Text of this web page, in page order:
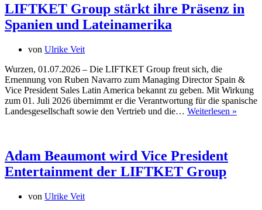
LIFTKET Group stärkt ihre Präsenz in
Spanien und Lateinamerika
von Ulrike Veit
Wurzen, 01.07.2026 – Die LIFTKET Group freut sich, die
Ernennung von Ruben Navarro zum Managing Director Spain &
Vice President Sales Latin America bekannt zu geben. Mit Wirkung
zum 01. Juli 2026 übernimmt er die Verantwortung für die spanische
Landesgesellschaft sowie den Vertrieb und die… Weiterlesen »
Adam Beaumont wird Vice President
Entertainment der LIFTKET Group
von Ulrike Veit